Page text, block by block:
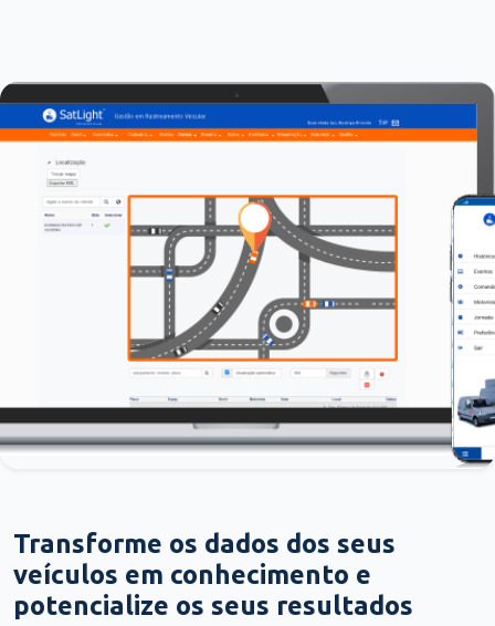
Transforme os dados dos seus
veículos em conhecimento e
potencialize os seus resultados